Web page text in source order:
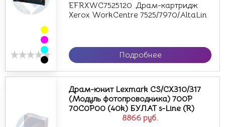
EFRXWC7525120 .Драм-картридж
Xerox WorkCentre 7525/7970/AltaLin
Подробнее
8866 руб.
Драм-юнит Lexmark CS/CX310/317
(Модуль фотопроводника) 700P
70C0P00 (40k) БУЛАТ s-Line (R)